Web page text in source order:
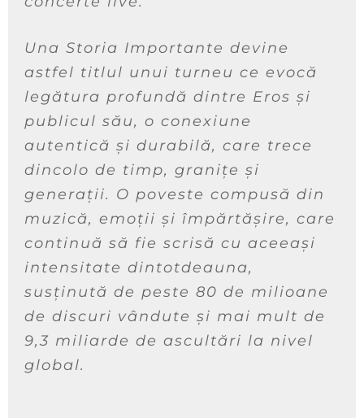
Una Storia Importante devine
astfel titlul unui turneu ce evocă
legătura profundă dintre Eros și
publicul său, o conexiune
autentică și durabilă, care trece
dincolo de timp, granițe și
generații. O poveste compusă din
muzică, emoții și împărtășire, care
continuă să fie scrisă cu aceeași
intensitate dintotdeauna,
susținută de peste 80 de milioane
de discuri vândute și mai mult de
9,3 miliarde de ascultări la nivel
global.